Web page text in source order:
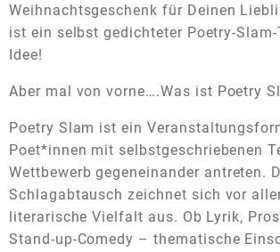
Weihnachtsgeschenk für Deinen
ist ein selbst gedichteter Poetry-
Idee!
Aber mal von vorne….Was ist Poetry
Poetry Slam ist ein
Poet*innen mit selbstgeschriebenen
Wettbewerb gegeneinander antreten.
Schlagabtausch zeichnet sich vor
literarische Vielfalt aus. Ob Lyrik,
Stand-up-Comedy – thematische